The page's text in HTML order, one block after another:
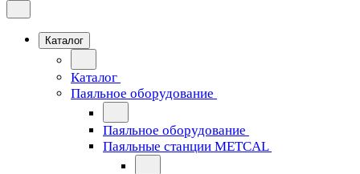
Каталог
Каталог
Паяльное оборудование
Паяльное оборудование
Паяльные станции METCAL